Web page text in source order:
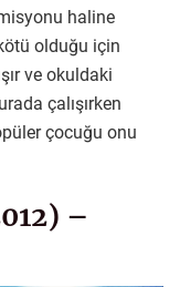
haline
olduğu için
ve okuldaki
çalışırken
çocuğu onu
–